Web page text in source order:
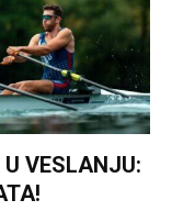
VESLANJU: